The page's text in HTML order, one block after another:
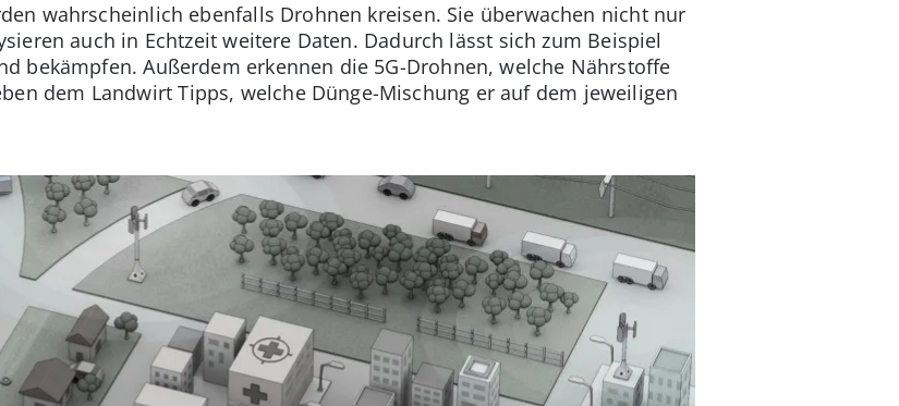
wahrscheinlich ebenfalls Drohnen kreisen. Sie überwachen nicht nur
auch in Echtzeit weitere Daten. Dadurch lässt sich zum Beispiel
bekämpfen. Außerdem erkennen die 5G-Drohnen, welche Nährstoffe
dem Landwirt Tipps, welche Dünge-Mischung er auf dem jeweiligen